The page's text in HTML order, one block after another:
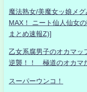
魔法熟女/美魔女ッ娘メ
MAX！ ニート仙人仙女
まとめ速報Z)]
乙女系腐男子のオカマ
逆襲！！ 極道のオカマ
スーパーウンコ！